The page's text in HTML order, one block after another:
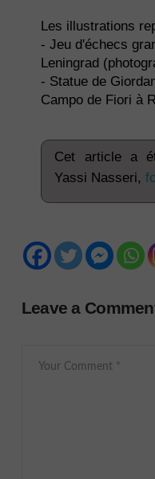
Les illustrations
- Jeu d'échecs
Leningrad
- Statue de
Campo de Fiori à
Cet article a
Yassi Nasseri,
Leave a